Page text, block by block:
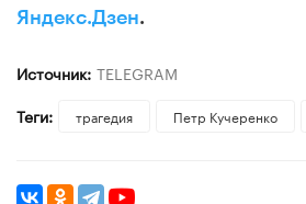
Яндекс.Дзен.
Источник: TELEGRAM
Теги:
трагедия Петр Кучеренко